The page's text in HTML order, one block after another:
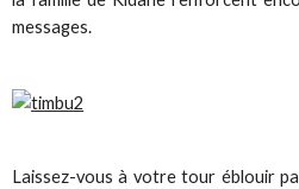
messages.
Laissez-vous à votre tour éblouir